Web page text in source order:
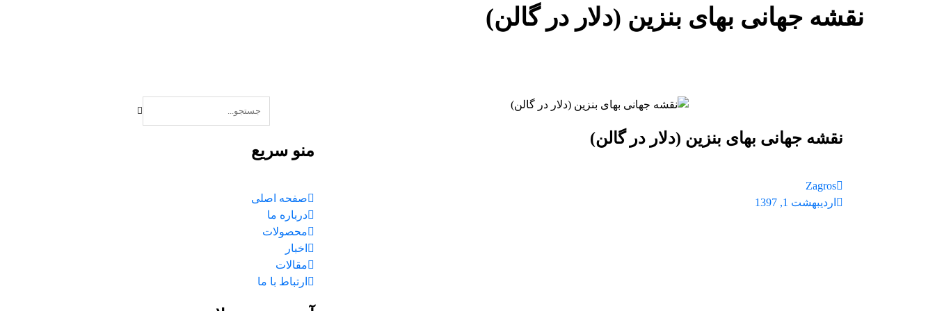
نقشه جهانی بهای بنزین (دلار در گالن)
نقشه جهانی بهای بنزین (دلار در گالن)
Zagros
اردیبهشت 1, 1397
منو سریع
صفحه اصلی
درباره ما
محصولات
اخبار
مقالات
ارتباط با ما